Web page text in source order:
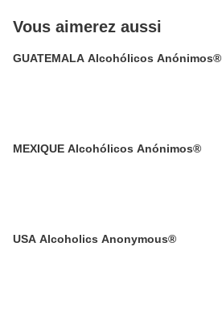
Vous aimerez aussi
GUATEMALA Alcohólicos Anónimos®
MEXIQUE Alcohólicos Anónimos®
USA Alcoholics Anonymous®